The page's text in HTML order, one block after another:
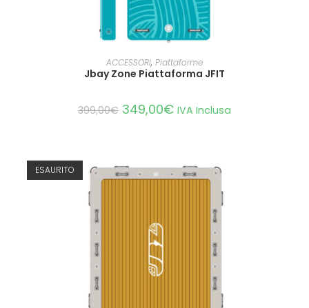
AGGIUNGI AL CARRELLO
ACCESSORI, Piattaforme
Jbay Zone Piattaforma JFIT
399,00€ 349,00€ IVA Inclusa
ESAURITO